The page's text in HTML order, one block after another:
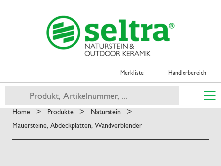
Merkliste Händlerbereich
Home > Produkte > Naturstein >
Mauersteine, Abdeckplatten, Wandverblender